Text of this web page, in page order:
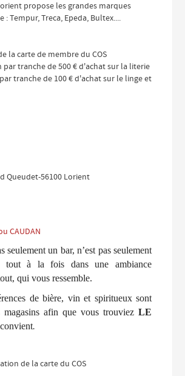
propose les grandes marques
: Tempur, Treca, Epeda, Bultex....
la carte de membre du COS
par tranche de 500 € d'achat sur la literie
tranche de 100 € d'achat sur le linge et
Queudet-56100 Lorient
CAUDAN
seulement un bar, n’est pas seulement
tout à la fois dans une ambiance
qui vous ressemble.
de bière, vin et spiritueux sont
magasins afin que vous trouviez LE
.
de la carte du COS